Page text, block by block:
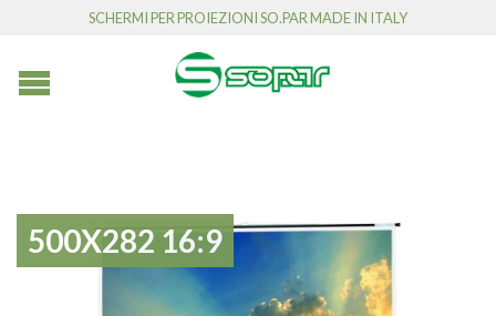
SCHERMI PER PROIEZIONI SO.PAR MADE IN ITALY
500X282 16:9